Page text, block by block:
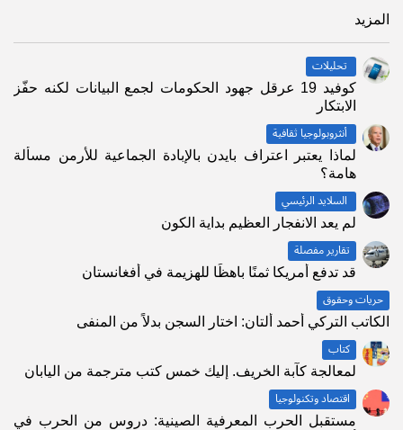
المزيد
تحليلات
كوفيد 19 عرقل جهود الحكومات لجمع البيانات لكنه حفّز
الابتكار
أنثروبولوجيا ثقافية
لماذا يعتبر اعتراف بايدن بالإبادة الجماعية للأرمن مسألة
هامة؟
السلايد الرئيسي
لم يعد الانفجار العظيم بداية الكون
تقارير مفصلة
قد تدفع أمريكا ثمنًا باهظًا للهزيمة في أفغانستان
حريات وحقوق
الكاتب التركي أحمد ألتان: اختار السجن بدلاً من المنفى
كتاب
لمعالجة كآبة الخريف. إليك خمس كتب مترجمة من اليابان
اقتصاد وتكنولوجيا
مستقبل الحرب المعرفية الصينية: دروس من الحرب في